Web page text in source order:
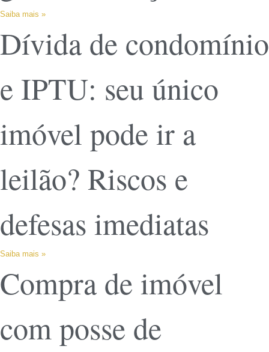
Saiba mais »
Dívida de condomínio
e IPTU: seu único
imóvel pode ir a
leilão? Riscos e
defesas imediatas
Saiba mais »
Compra de imóvel
com posse de